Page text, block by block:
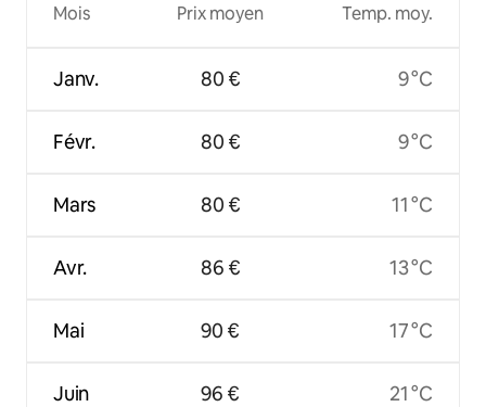
Mois
Janv.
Févr.
Mars
Avr.
Mai
Juin
Prix moyen
80 €
80 €
80 €
86 €
90 €
96 €
Temp. moy.
9 °C
9 °C
11 °C
13 °C
17 °C
21 °C